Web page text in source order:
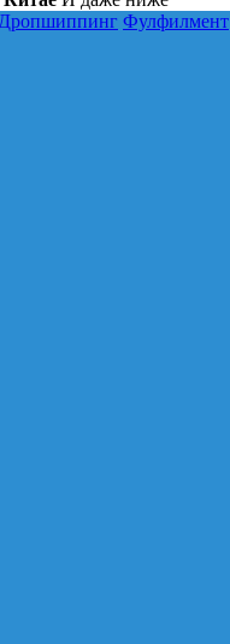
Дропшиппинг Фулфилмент